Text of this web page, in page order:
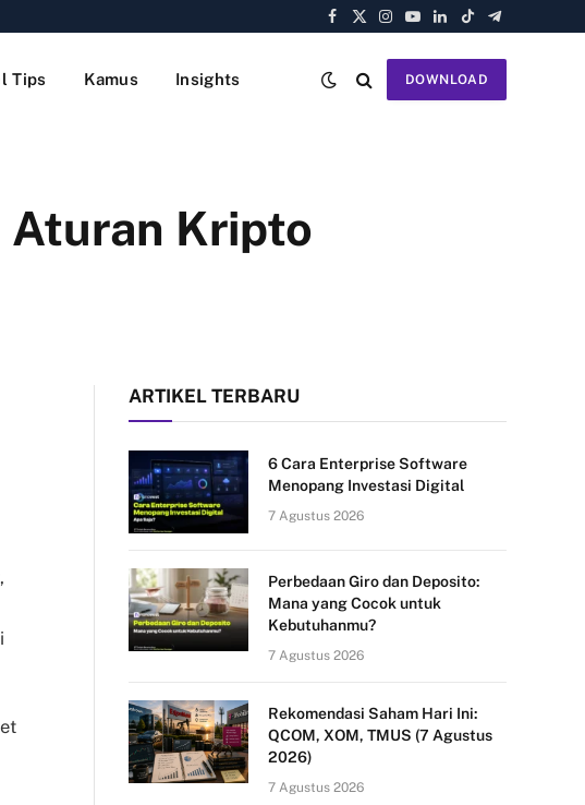
Facebook
X
Instagram
YouTube
LinkedIn
TikTokTelegram
Tips Kamus Insights DOWNLOAD
Aturan Kripto
ARTIKEL TERBARU
6 Cara Enterprise Software
Menopang Investasi Digital
7 Agustus 2026
Perbedaan Giro dan Deposito:
Mana yang Cocok untuk
Kebutuhanmu?
7 Agustus 2026
Rekomendasi Saham Hari Ini:
QCOM, XOM, TMUS (7 Agustus
2026)
7 Agustus 2026